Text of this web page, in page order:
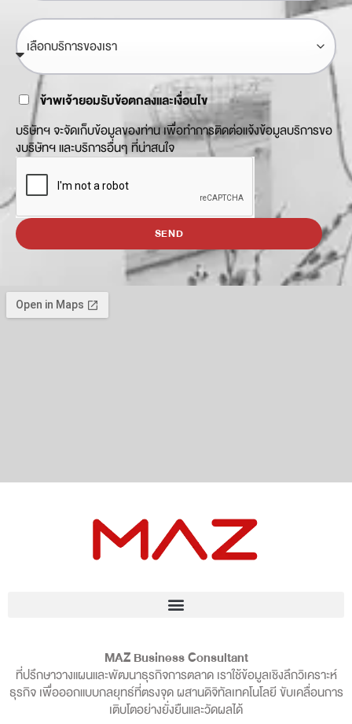
ข้าพเจ้ายอมรับข้อตกลงและเงื่อนไข
บริษัทฯ จะจัดเก็บข้อมูลของท่าน เพื่อทำการติดต่อแจ้งข้อมูลบริการขอ
งบริษัทฯ และบริการอื่นๆ ที่น่าสนใจ
SEND
MAZ Business Consultant
ที่ปรึกษาวางแผนและพัฒนาธุรกิจการตลาด เราใช้ข้อมูลเชิงลึกวิเคราะห์
ธุรกิจ เพื่อออกแบบกลยุทธ์ที่ตรงจุด ผสานดิจิทัลเทคโนโลยี ขับเคลื่อนการ
เติบโตอย่างยั่งยืนและวัดผลได้